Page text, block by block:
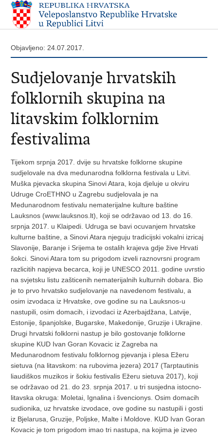
Objavljeno: 24.07.2017.
Sudjelovanje hrvatskih
folklornih skupina na
litavskim folklornim
festivalima
Tijekom srpnja 2017. dvije su hrvatske folklorne skupine
sudjelovale na dva medunarodna folklorna festivala u Litvi.
Muška pjevacka skupina Sinovi Atara, koja djeluje u okviru
Udruge CroETHNO u Zagrebu sudjelovala je na
Medunarodnom festivalu nematerijalne kulture baštine
Lauksnos (www.lauksnos.lt), koji se održavao od 13. do 16.
srpnja 2017. u Klaipedi. Udruga se bavi ocuvanjem hrvatske
kulturne baštine, a Sinovi Atara njeguju tradicijski vokalni izricaj
Slavonije, Baranje i Srijema te ostalih krajeva gdje žive Hrvati
šokci. Sinovi Atara tom su prigodom izveli raznovrsni program
razlicitih napjeva becarca, koji je UNESCO 2011. godine uvrstio
na svjetsku listu zašticenih nematerijalnih kulturnih dobara. Bio
je to prvo hrvatsko sudjelovanje na navedenom festivalu, a
osim izvodaca iz Hrvatske, ove godine su na Lauksnos-u
nastupili, osim domacih, i izvodaci iz Azerbajdžana, Latvije,
Estonije, španjolske, Bugarske, Makedonije, Gruzije i Ukrajine.
Drugi hrvatski folklorni nastup je bilo gostovanje folklorne
skupine KUD Ivan Goran Kovacic iz Zagreba na
Medunarodnom festivalu folklornog pjevanja i plesa Ežeru
sietuva (na litavskom: na rubovima jezera) 2017 (Tarptautinis
liaudiškos muzikos ir šokiu festivalis Ežeru sietuva 2017), koji
se održavao od 21. do 23. srpnja 2017. u tri susjedna istocno-
litavska okruga: Moletai, Ignalina i švencionys. Osim domacih
sudionika, uz hrvatske izvodace, ove godine su nastupili i gosti
iz Bjelarusa, Gruzije, Poljske, Malte i Moldove. KUD Ivan Goran
Kovacic je tom prigodom imao tri nastupa, na kojima je izveo